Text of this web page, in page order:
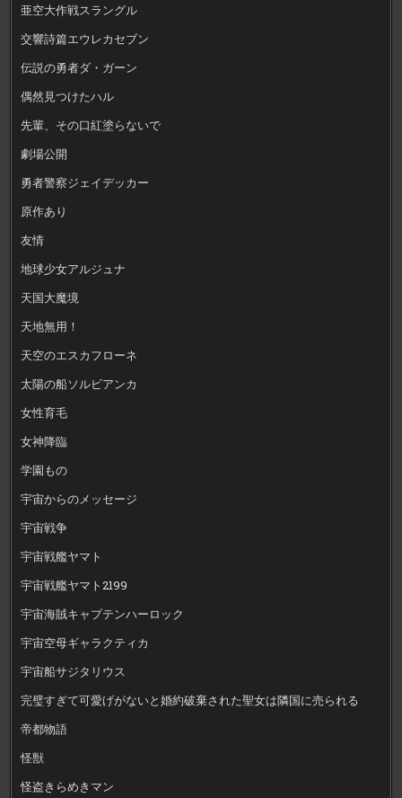
亜空大作戦スラングル
交響詩篇エウレカセブン
伝説の勇者ダ・ガーン
偶然見つけたハル
先輩、その口紅塗らないで
劇場公開
勇者警察ジェイデッカー
原作あり
友情
地球少女アルジュナ
天国大魔境
天地無用！
天空のエスカフローネ
太陽の船ソルビアンカ
女性育毛
女神降臨
学園もの
宇宙からのメッセージ
宇宙戦争
宇宙戦艦ヤマト
宇宙戦艦ヤマト2199
宇宙海賊キャプテンハーロック
宇宙空母ギャラクティカ
宇宙船サジタリウス
完璧すぎて可愛げがないと婚約破棄された聖女は隣国に売られる
帝都物語
怪獣
怪盗きらめきマン